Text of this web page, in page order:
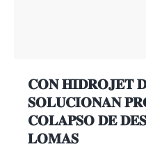
𝐂𝐎𝐍 𝐇𝐈𝐃𝐑𝐎𝐉𝐄𝐓
𝐒𝐎𝐋𝐔𝐂𝐈𝐎𝐍𝐀𝐍
𝐂𝐎𝐋𝐀𝐏𝐒𝐎 𝐃𝐄
𝐋𝐎𝐌𝐀𝐒